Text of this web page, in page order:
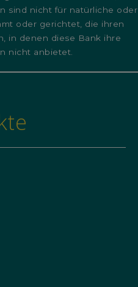
sind nicht für natürliche oder
oder gerichtet, die ihren
in denen diese Bank ihre
nicht anbietet.